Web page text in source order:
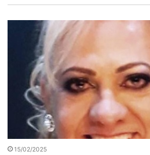
15/02/2025